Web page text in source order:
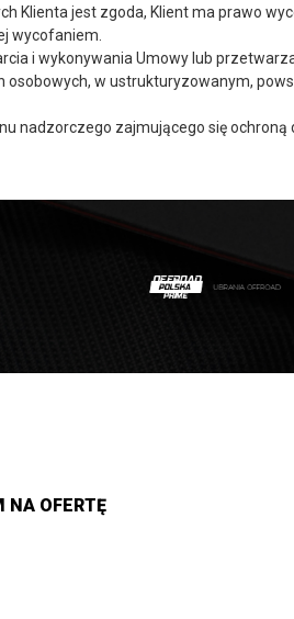
Klienta jest zgoda, Klient ma prawo
wycofaniem.
i wykonywania Umowy lub
w ustrukturyzowanym,
nadzorczego zajmującego się ochroną
NA OFERTĘ